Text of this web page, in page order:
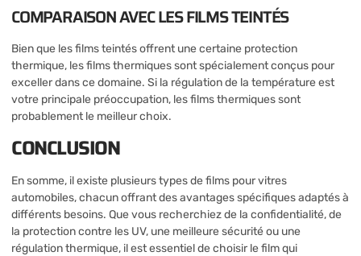
COMPARAISON AVEC LES FILMS TEINTÉS
Bien que les films teintés offrent une certaine protection
thermique, les films thermiques sont spécialement conçus pour
exceller dans ce domaine. Si la régulation de la température est
votre principale préoccupation, les films thermiques sont
probablement le meilleur choix.
CONCLUSION
En somme, il existe plusieurs types de films pour vitres
automobiles, chacun offrant des avantages spécifiques adaptés à
différents besoins. Que vous recherchiez de la confidentialité, de
la protection contre les UV, une meilleure sécurité ou une
régulation thermique, il est essentiel de choisir le film qui